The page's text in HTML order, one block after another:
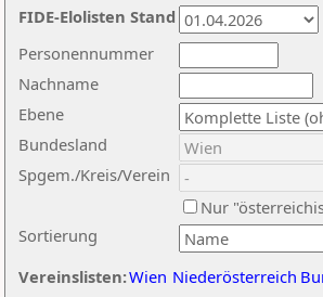
Nachname
Ebene
Sortierung
Personennummer
Bundesland
Spgem./Kreis/Verein
Nur
Vereinslisten:Wien Niederösterreich
FIDE-Elolisten Stand